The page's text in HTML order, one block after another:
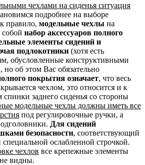
чехлами на сиденья ситуация
подробнее на выборе
правило, модельные чехлы на
собой набор аксессуаров полного
элементы сидений и
подлокотники (хотя есть
обусловленные конструктивными
но об этом Вас обязательно
покрытия означает, что весь
чехлом, это относится и к
спинки заднего сиденья со стороны
модельные чехлы должны иметь все
под регулировочные ручки, а
Для сидений
безопасности, соответствующий
ослабленной строчкой.
чехлов все крепежные элементы
видны.